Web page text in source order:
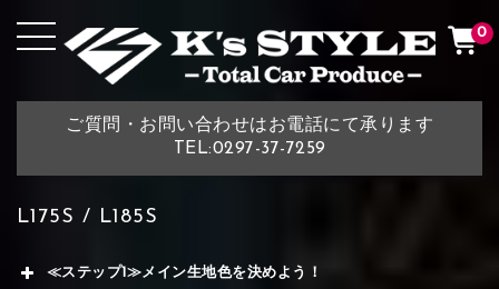
ご質問・お問い合わせはお電話にて承ります
TEL:0297-37-7259
0
L175S / L185S
≪ステップ1≫メイン生地色を決めよう！